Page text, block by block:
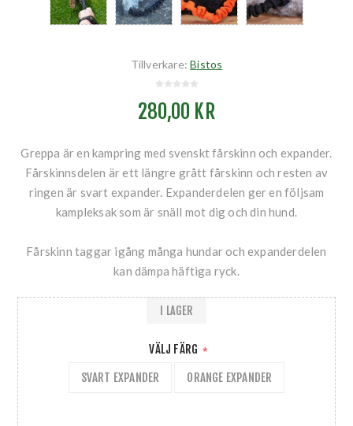
Tillverkare: Bistos
280,00 KR
Greppa är en kampring med svenskt fårskinn och expander.
Fårskinnsdelen är ett längre grått fårskinn och resten av
ringen är svart expander. Expanderdelen ger en följsam
kampleksak som är snäll mot dig och din hund.
Fårskinn taggar igång många hundar och expanderdelen
kan dämpa häftiga ryck.
VÄLJ FÄRG *
SVART EXPANDER ORANGE EXPANDER
I LAGER